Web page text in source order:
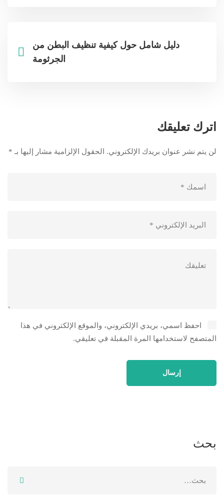
دليل شامل حول كيفية تنظيف البطن من
الجرثومة
اترك تعليقك
لن يتم نشر عنوان بريدك الإلكتروني. الحقول الإلزامية مشار إليها بـ *
احفظ اسمي، بريدي الإلكتروني، والموقع الإلكتروني في هذا
المتصفح لاستخدامها المرة المقبلة في تعليقي.
بحث